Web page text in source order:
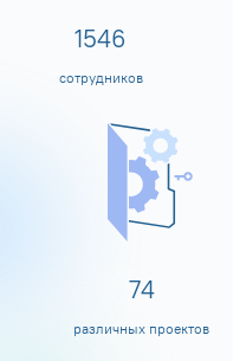
1600
сотрудников
80
различных проектов